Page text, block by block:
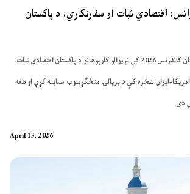
اقتصادي ثبات او سفارتکاري، د پاکستان
هارورډ پوهنتون کې د پاکستان کانفرنس 2026 کې نړیوالو کارپوهانو د پاکستان اقتصادي ثبات،
ایران شخړه کې د بریالۍ منځګړیتوب ستاینه کړې او هغه
دی
April 13, 2026